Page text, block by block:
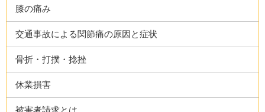
膝の痛み
交通事故による関節痛の原因と症状
骨折・打撲・捻挫
休業損害
被害者請求とは